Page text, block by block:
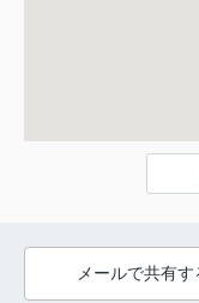
メールで共有す